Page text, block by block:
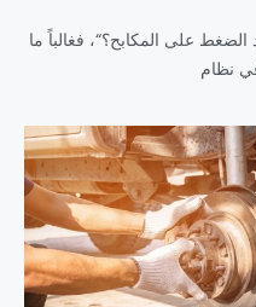
على المكابح؟“، فغالباً ما
نظام